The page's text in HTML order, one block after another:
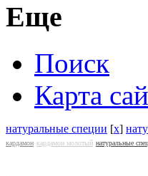
Еще
Поиск
Карта
натуральные специи [x]
кардамон кардамон молотый натуральные